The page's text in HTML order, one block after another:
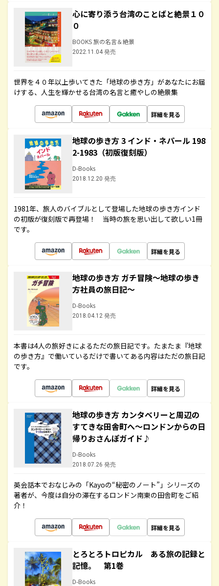
心に寄り添う台湾のことばと絶景１０
０
BOOKS 旅の名言＆絶景
2022.11.04 発売
世界を４０年以上歩いてきた「地球の歩き方」があなたにお届
けする、人生を輝かせる台湾の名言と癒やしの絶景集
詳細を見る
地球の歩き方 3 インド・ネパール 198
2-1983（初版復刻版）
D-Books
2018.12.20 発売
1981年、旅人のバイブルとして登場した地球の歩き方インド
の初版が復刻版で再登場！ 当時の旅を思い出して欲しい1冊
です。
詳細を見る
地球の歩き方 ガチ冒険～地球の歩き
方社員の旅日記～
D-Books
2018.04.12 発売
本書は4人の旅好きによるただの旅日記です。たまたま『地球
の歩き方』で働いているだけで書いてある内容はただの旅日記
です。
詳細を見る
地球の歩き方 カンタベリーと周辺の
すてきな田舎町へ～ロンドンからの日
帰りおさんぽガイド♪
D-Books
2018.07.26 発売
英会話本でおなじみの「Kayoの“秘密のノート”」シリーズの
著者が、今度は自分の滞在するロンドン南東の田舎町をご紹
介！
詳細を見る
とろとろトロピカル ある旅の記録と
記憶。 第1巻
D-Books